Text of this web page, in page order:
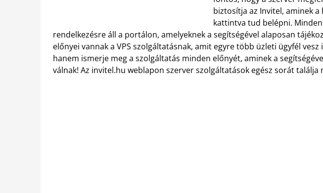
biztosítja az Invitel, aminek
kattintva tud belépni.
rendelkezésre áll a portálon, amelyeknek a segítségével alaposan
előnyei vannak a VPS szolgáltatásnak, amit egyre több üzleti ügyfél vesz
hanem ismerje meg a szolgáltatás minden előnyét, aminek a
válnak! Az invitel.hu weblapon szerver szolgáltatások egész sorát találja